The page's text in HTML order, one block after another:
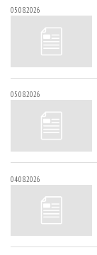
05.08.2026
05.08.2026
04.08.2026